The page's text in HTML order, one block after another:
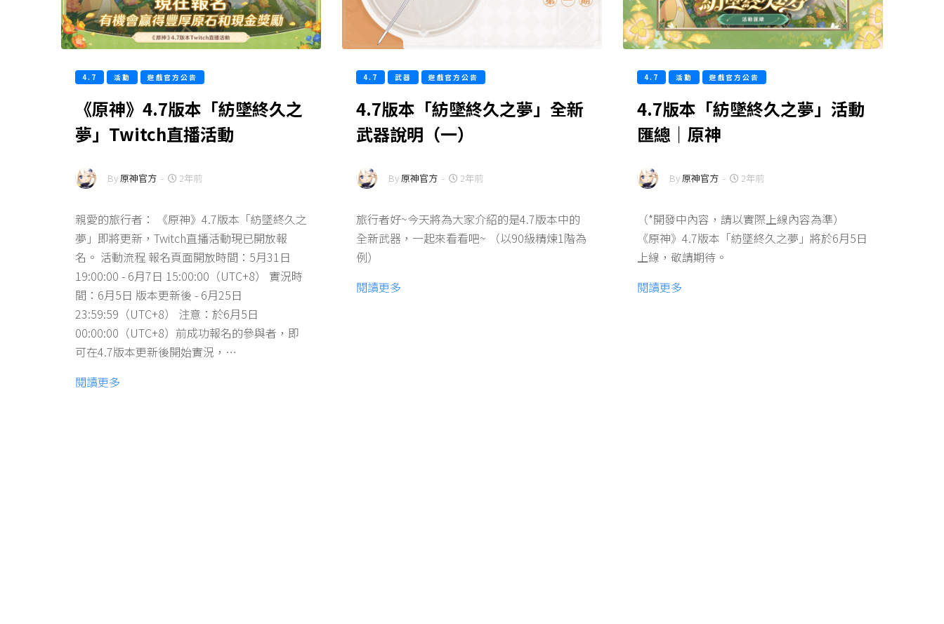
4.7 活動 遊戲官方公告
《原神》4.7版本「紡墜終久之
夢」Twitch直播活動
By原神官方 - 2年前
親愛的旅行者： 《原神》4.7版本「紡墜終久之
夢」即將更新，Twitch直播活動現已開放報
名。 活動流程 報名頁面開放時間：5月31日
19:00:00 - 6月7日 15:00:00（UTC+8） 實況時
間：6月5日 版本更新後 - 6月25日
23:59:59（UTC+8） 注意：於6月5日
00:00:00（UTC+8）前成功報名的參與者，即
可在4.7版本更新後開始實況，…
閱讀更多
4.7 武器 遊戲官方公告
4.7版本「紡墜終久之夢」全新
武器說明（一）
By原神官方 - 2年前
旅行者好~今天將為大家介紹的是4.7版本中的
全新武器，一起來看看吧~ （以90級精煉1階為
例）
閱讀更多
4.7 活動 遊戲官方公告
4.7版本「紡墜終久之夢」活動
匯總｜原神
By原神官方 - 2年前
（*開發中內容，請以實際上線內容為準）
《原神》4.7版本「紡墜終久之夢」將於6月5日
上線，敬請期待。
閱讀更多